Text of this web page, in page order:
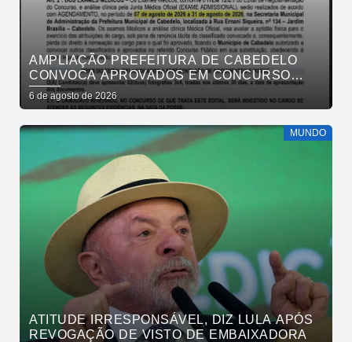
AMPLIAÇÃO PREFEITURA DE CABEDELO
CONVOCA APROVADOS EM CONCURSO
PÚBLICO DA SAÚDE PARA APRESENTAÇÃO
DE DOCUMENTOS
6 de agosto de 2026
MUNDO
ATITUDE IRRESPONSÁVEL, DIZ LULA APÓS
REVOGAÇÃO DE VISTO DE EMBAIXADORA